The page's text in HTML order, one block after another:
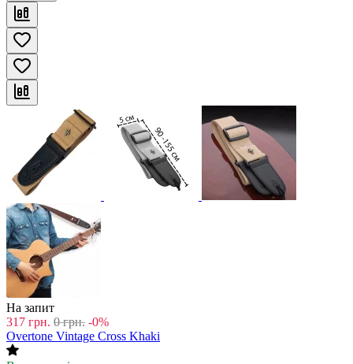
На запит
317 грн. 0 грн. -0%
Overtone Vintage Cross Khaki